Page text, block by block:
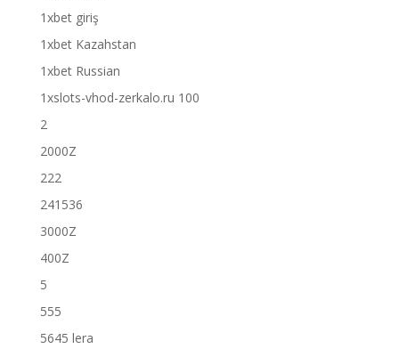
1xbet giriş
1xbet Kazahstan
1xbet Russian
1xslots-vhod-zerkalo.ru 100
2
2000Z
222
241536
3000Z
400Z
5
555
5645 lera